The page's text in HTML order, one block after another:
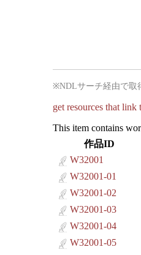
※NDLサーチ経由で取
get resources that
This item contains
作品ID
W32001
W32001-01
W32001-02
W32001-03
W32001-04
W32001-05